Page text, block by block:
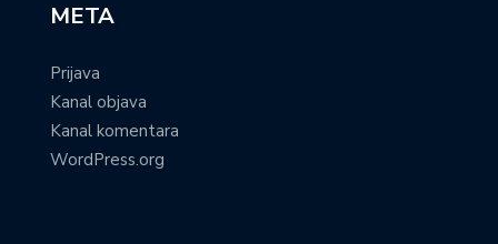
META
Prijava
Kanal objava
Kanal komentara
WordPress.org